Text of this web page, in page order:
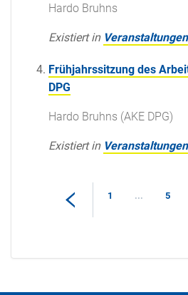
Hardo Bruhns
Existiert in Veranstaltungen
Frühjahrssitzung des
DPG
Hardo Bruhns (AKE DPG)
Existiert in Veranstaltungen
1 ... 5